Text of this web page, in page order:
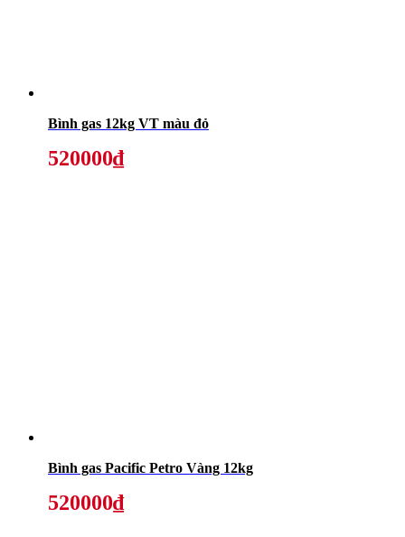
Bình gas 12kg VT màu đỏ
520000₫
Bình gas Pacific Petro Vàng 12kg
520000₫